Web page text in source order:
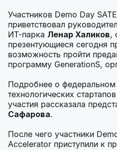
Участников Demo Day
приветствовал
ИТ-парка Ленар Халиков,
презентующиеся сегодня
возможность пройти
программу GenerationS,
Подробнее о федеральном
технологических
участия рассказала
Сафарова.
После чего участники
Accelerator приступили к